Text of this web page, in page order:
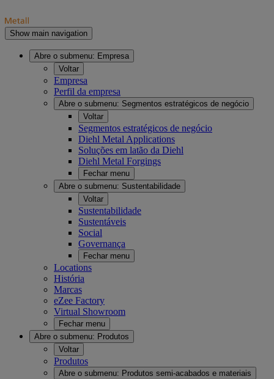
Show main navigation
Abre o submenu: Empresa
Voltar
Empresa
Perfil da empresa
Abre o submenu: Segmentos estratégicos de negócio
Voltar
Segmentos estratégicos de negócio
Diehl Metal Applications
Soluções em latão da Diehl
Diehl Metal Forgings
Fechar menu
Abre o submenu: Sustentabilidade
Voltar
Sustentabilidade
Sustentáveis
Social
Governança
Fechar menu
Locations
História
Marcas
eZee Factory
Virtual Showroom
Fechar menu
Abre o submenu: Produtos
Voltar
Produtos
Abre o submenu: Produtos semi-acabados e materiais